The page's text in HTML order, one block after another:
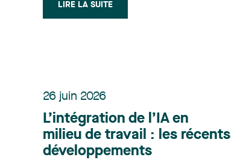
Pharmascience visant le brevet de
Janssen portant sur un schéma
LIRE LA SUITE
26 juin 2026
L’intégration de l’IA en
milieu de travail : les récents
développements